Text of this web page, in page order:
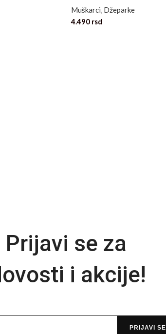
Muškarci, Džeparke
4.490 rsd
Prijavi se za
i akcije!
PRIJAVI SE